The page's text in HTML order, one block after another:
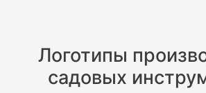
Логотипы
садовых